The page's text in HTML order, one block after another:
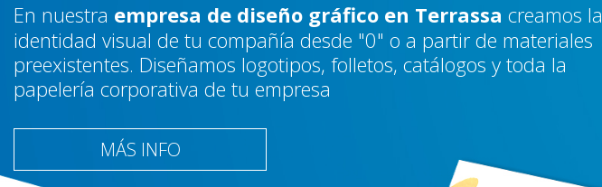
En nuestra empresa de diseño gráfico en Terrassa creamos la
identidad visual de tu compañía desde "0" o a partir de materiales
preexistentes. Diseñamos logotipos, folletos, catálogos y toda la
papelería corporativa de tu empresa
MÁS INFO